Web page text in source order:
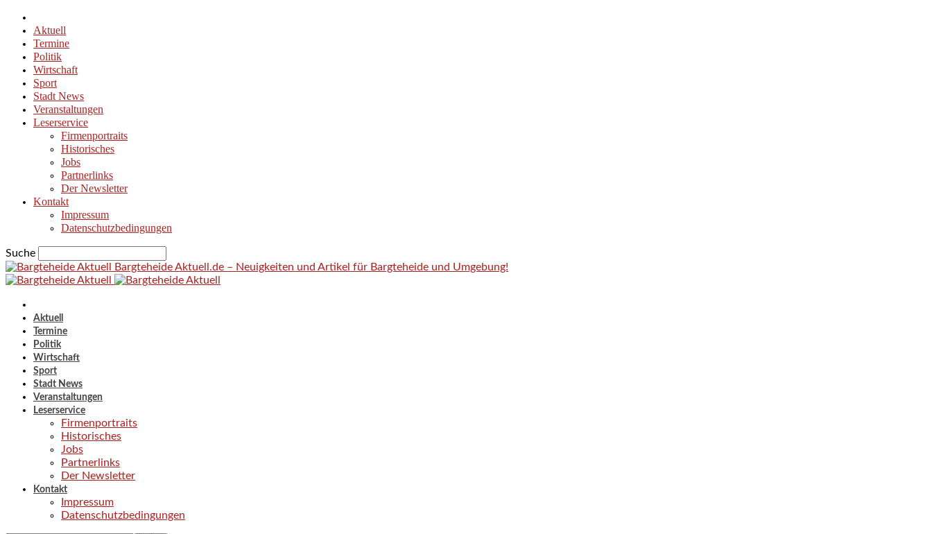
Aktuell
Termine
Politik
Wirtschaft
Sport
Stadt News
Veranstaltungen
Leserservice
Firmenportraits
Historisches
Jobs
Partnerlinks
Der Newsletter
Kontakt
Impressum
Datenschutzbedingungen
Suche
Bargteheide Aktuell.de – Neuigkeiten und Artikel für Bargteheide und Umgebung!
Aktuell
Termine
Politik
Wirtschaft
Sport
Stadt News
Veranstaltungen
Leserservice
Firmenportraits
Historisches
Jobs
Partnerlinks
Der Newsletter
Kontakt
Impressum
Datenschutzbedingungen